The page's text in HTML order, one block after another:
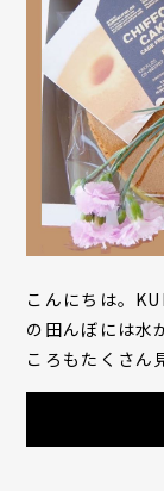
こんにちは。
の田んぼには水
ころもたくさん
も少なくなり、